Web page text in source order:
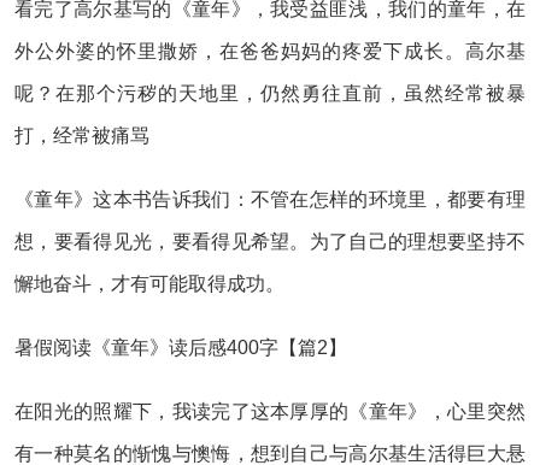
看完了高尔基写的《童年》，我受益匪浅，我们的童年，在
外公外婆的怀里撒娇，在爸爸妈妈的疼爱下成长。高尔基
呢？在那个污秽的天地里，仍然勇往直前，虽然经常被暴
打，经常被痛骂
《童年》这本书告诉我们：不管在怎样的环境里，都要有理
想，要看得见光，要看得见希望。为了自己的理想要坚持不
懈地奋斗，才有可能取得成功。
暑假阅读《童年》读后感400字【篇2】
在阳光的照耀下，我读完了这本厚厚的《童年》，心里突然
有一种莫名的惭愧与懊悔，想到自己与高尔基生活得巨大悬